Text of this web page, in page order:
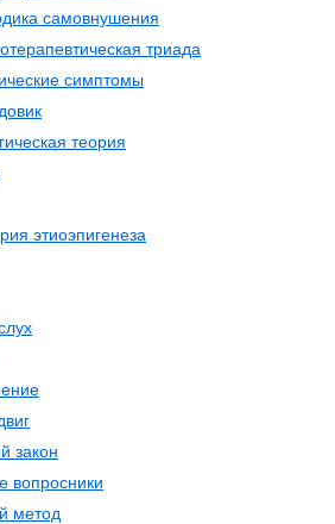
самовнушения
триада
симптомы
теория
этиоэпигенеза
закон
вопросники
метод